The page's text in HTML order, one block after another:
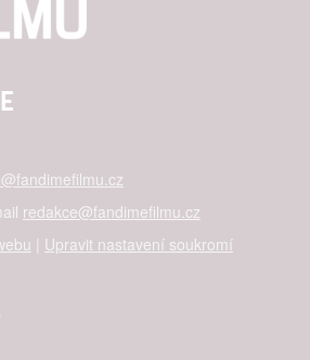
redakce@fandimefilmu.cz
| Upravit nastavení soukromí